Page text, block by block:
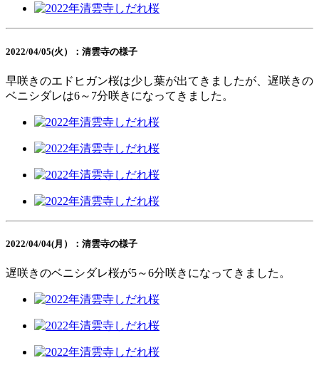
2022/04/05(火）：清雲寺の様子
早咲きのエドヒガン桜は少し葉が出てきましたが、遅咲きの
ベニシダレは6～7分咲きになってきました。
2022/04/04(月）：清雲寺の様子
遅咲きのベニシダレ桜が5～6分咲きになってきました。